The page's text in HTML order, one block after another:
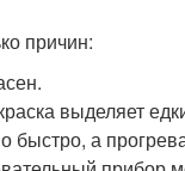
причин:
выделяет
быстро, а